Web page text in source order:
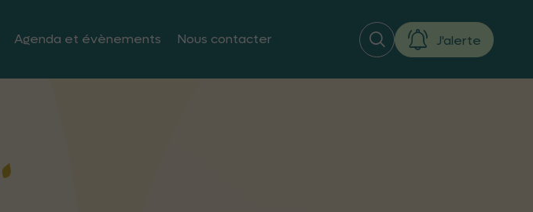
Agenda et évènements Nous contacter J'alerte